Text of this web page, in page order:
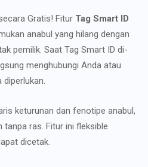
Gratis! Fitur Tag Smart ID
anabul yang hilang dengan
pemilik. Saat Tag Smart ID di-
menghubungi Anda atau
diperlukan.
keturunan dan fenotipe anabul,
tanpa ras. Fitur ini fleksible
dicetak.